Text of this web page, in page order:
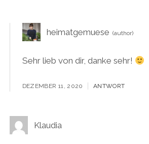
heimatgemuese
Sehr lieb von dir, danke sehr!
DEZEMBER 11, 2020 ANTWORT
Klaudia